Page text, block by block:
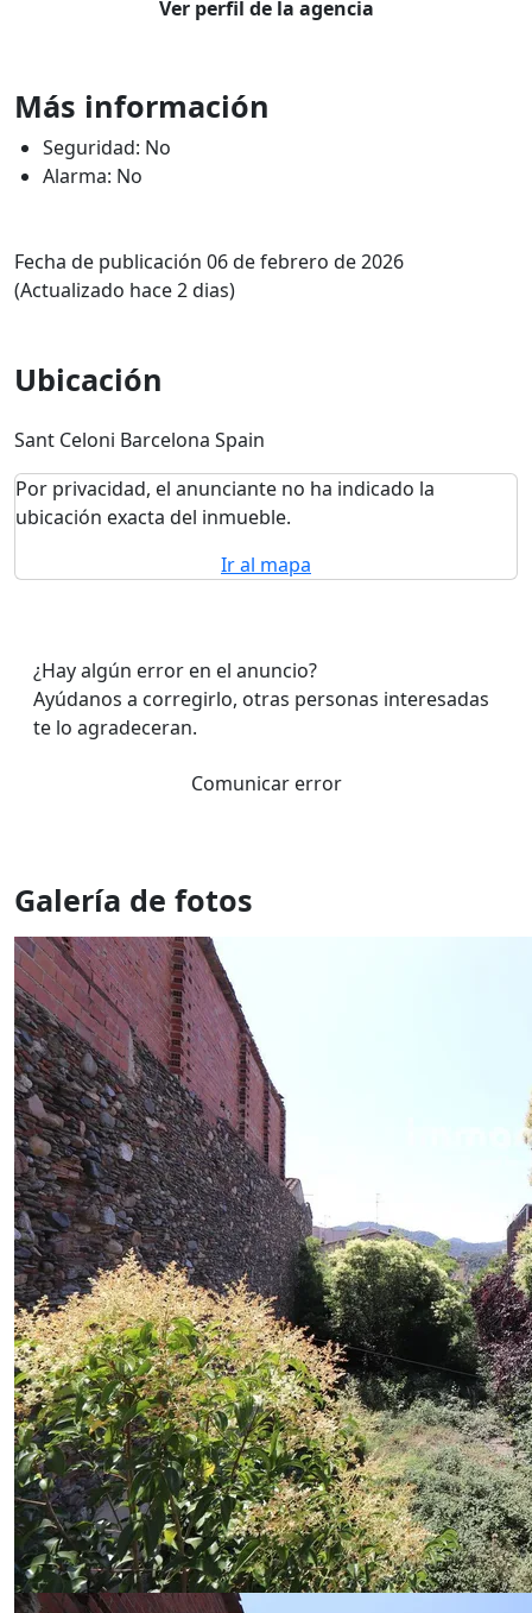
Ver perfil de la agencia
Más información
Seguridad: No
Alarma: No
Fecha de publicación 06 de febrero de 2026
(Actualizado hace 2 dias)
Ubicación
Sant Celoni Barcelona Spain
Por privacidad, el anunciante no ha indicado la
ubicación exacta del inmueble.
Ir al mapa
¿Hay algún error en el anuncio?
Ayúdanos a corregirlo, otras personas interesadas
te lo agradeceran.
Comunicar error
Galería de fotos